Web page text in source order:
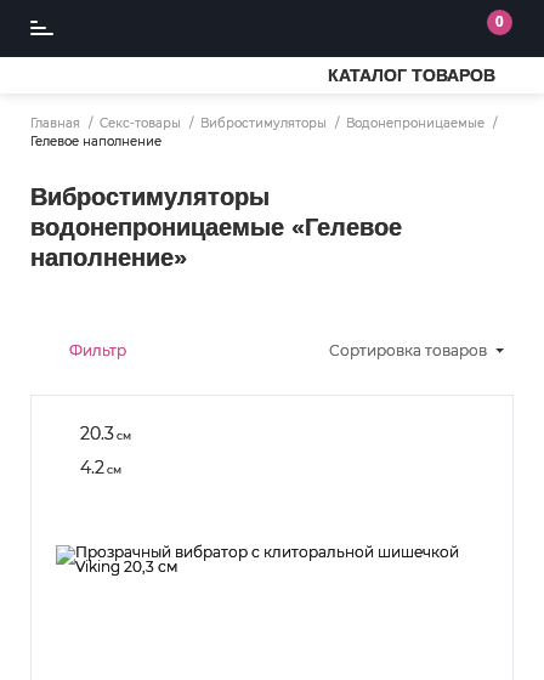
0
КАТАЛОГ ТОВАРОВ
Главная Секс-товары Вибростимуляторы
Водонепроницаемые
Гелевое наполнение
Вибростимуляторы
водонепроницаемые «Гелевое
наполнение»
Фильтр Сортировка товаров
20.3см
4.2см